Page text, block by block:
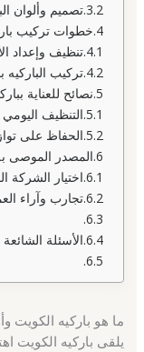
تصميم وألوان
خطوات تركيب
تنظيف وإعداد
تركيب الباركيه
نصائح للعناية
التنظيف اليومي
الحفاظ على
المصدر الموصى
اختيار الشركة
تجارب وآراء
الأسئلة
ما هو باركيه الكويت
يلقى باركيه الكويت